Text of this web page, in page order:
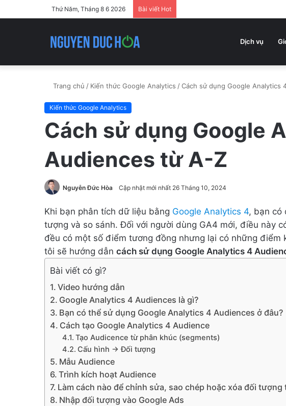
Thứ Năm, Tháng 8 6 2026 Bài viết Hot
Dịch vụ
Trang chủ / Kiến thức Google Analytics /Cách sử dụng Google Analytics
Kiến thức Google Analytics
Cách sử dụng Google
Audiences từ A-Z
Nguyễn Đức Hòa Cập nhật mới nhất 26 Tháng 10, 2024
Khi bạn phân tích dữ liệu bằng Google Analytics 4, bạn có
tượng và so sánh. Đối với người dùng GA4 mới, điều này
đều có một số điểm tương đồng nhưng lại có những điểm
tôi sẽ hướng dẫn cách sử dụng Google Analytics 4
Bài viết có gì?
Video hướng dẫn
Google Analytics 4 Audiences là gì?
Bạn có thể sử dụng Google Analytics 4 Audiences ở đâu?
Cách tạo Google Analytics 4 Audience
Tạo Audicence từ phân khúc (segments)
Cấu hình -> Đối tượng
Mẫu Audience
Trình kích hoạt Audience
Làm cách nào để chỉnh sửa, sao chép hoặc xóa đối
Nhập đối tượng vào Google Ads